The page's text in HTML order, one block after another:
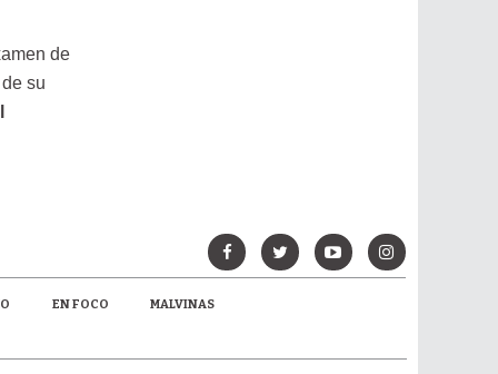
de
su
EN FOCO
MALVINAS